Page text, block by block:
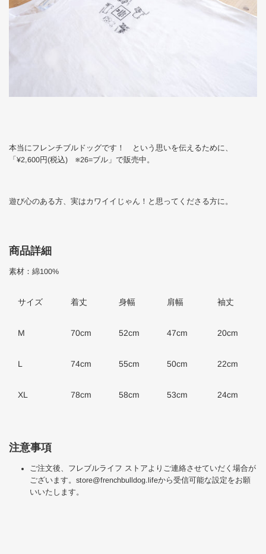
本当にフレンチブルドッグです！ という思いを伝えるために、
「 ¥2,600円(税込) ※26=ブル」で販売中。
遊び心のある方、実はカワイイじゃん！と思ってくださる方に。
商品詳細
素材：綿100%
サイズ 着丈 身幅 肩幅 袖丈
M 70cm 52cm 47cm 20cm
L 74cm 55cm 50cm 22cm
XL 78cm 58cm 53cm 24cm
注意事項
ご注文後、フレブルライフ ストアよりご連絡させていだく場合が
ございます。store@frenchbulldog.lifeから受信可能な設定をお願
いいたします。